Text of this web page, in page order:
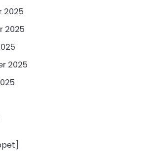
2025
2025
2025